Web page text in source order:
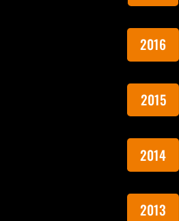
2016
2015
2014
2013